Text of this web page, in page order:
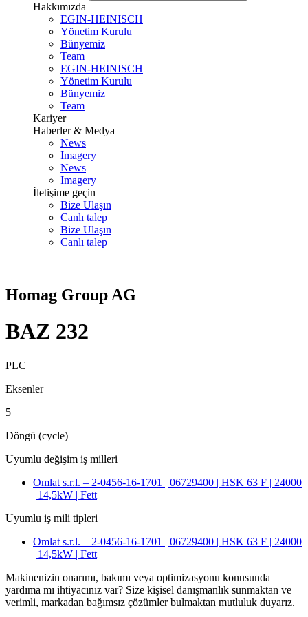
Hakkımızda
EGIN-HEINISCH
Yönetim Kurulu
Bünyemiz
Team
EGIN-HEINISCH
Yönetim Kurulu
Bünyemiz
Team
Kariyer
Haberler & Medya
News
Imagery
News
Imagery
İletişime geçin
Bize Ulaşın
Canlı talep
Bize Ulaşın
Canlı talep
Homag Group AG
BAZ 232
PLC
Eksenler
5
Döngü (cycle)
Uyumlu değişim iş milleri
Omlat s.r.l. – 2-0456-16-1701 | 06729400 | HSK 63 F | 24000
| 14,5kW | Fett
Uyumlu iş mili tipleri
Omlat s.r.l. – 2-0456-16-1701 | 06729400 | HSK 63 F | 24000
| 14,5kW | Fett
Makinenizin onarımı, bakımı veya optimizasyonu konusunda
yardıma mı ihtiyacınız var? Size kişisel danışmanlık sunmaktan ve
verimli, markadan bağımsız çözümler bulmaktan mutluluk duyarız.